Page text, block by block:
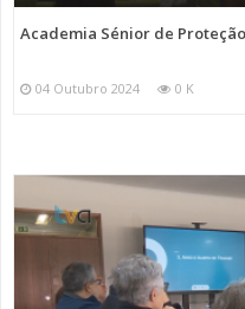
Academia Sénior de
04 Outubro 2024 0 K